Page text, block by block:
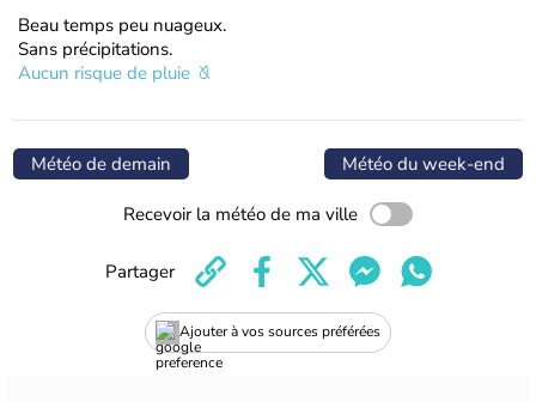
Beau temps peu nuageux.
Sans précipitations.
Aucun risque de pluie
Météo de demain Météo du week-end
Recevoir la météo de ma ville
Ajouter à vos sources préférées
Partager